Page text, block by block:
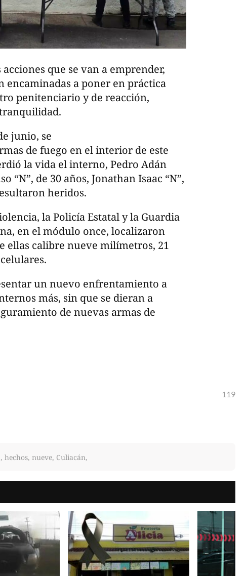
que se van a emprender,
encaminadas a poner en práctica
penitenciario y de reacción,
junio, se
de fuego en el interior de este
la vida el interno, Pedro Adán
“N”, de 30 años, Jonathan Isaac “N”,
heridos.
la Policía Estatal y la Guardia
en el módulo once, localizaron
ellas calibre nueve milímetros, 21
un nuevo enfrentamiento a
más, sin que se dieran a
de nuevas armas de
119
hechos, nueve, Culiacán,